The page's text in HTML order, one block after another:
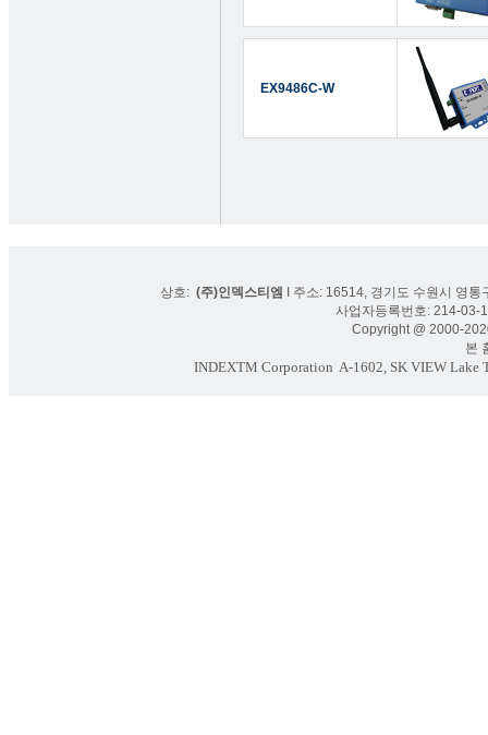
EX9486C-W
상호: (주)인덱스티엠
I 주소: 16514, 경기도 수원시 영
사업자등록번호: 214-
Copyright @ 2000-
본 홈
INDEXTM Corporation A-1602, SK VIEW Lake